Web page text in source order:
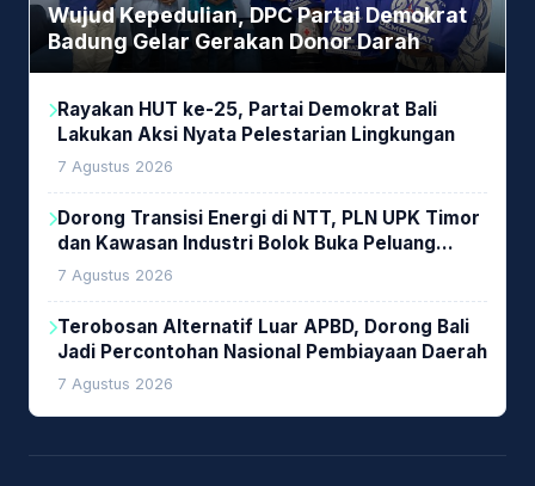
Wujud Kepedulian, DPC Partai Demokrat
Badung Gelar Gerakan Donor Darah
Rayakan HUT ke-25, Partai Demokrat Bali
Lakukan Aksi Nyata Pelestarian Lingkungan
7 Agustus 2026
Dorong Transisi Energi di NTT, PLN UPK Timor
dan Kawasan Industri Bolok Buka Peluang
Investasi Woodchip untuk Cofiring PLTU Bolok
7 Agustus 2026
Terobosan Alternatif Luar APBD, Dorong Bali
Jadi Percontohan Nasional Pembiayaan Daerah
7 Agustus 2026